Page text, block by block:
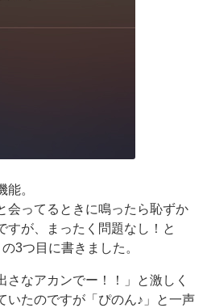
能。
会ってるときに鳴ったら恥ずか
すが、まったく問題なし！と
3つ目に書きました。
さなアカンでー！！」と激しく
いたのですが「ぴのん♪」と一声